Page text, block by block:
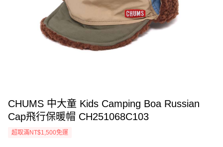
CHUMS 中大童 Kids Camping Boa Russian
Cap飛行保暖帽 CH251068C103
超取滿NT$1,500免運